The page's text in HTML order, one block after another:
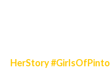
HerStory #GirlsOfPinto